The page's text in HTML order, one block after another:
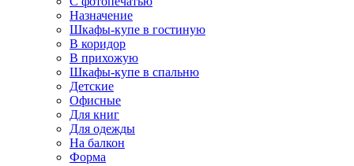
Назначение
Шкафы-купе в гостиную
В коридор
В прихожую
Шкафы-купе в спальню
Детские
Офисные
Для книг
Для одежды
На балкон
Форма